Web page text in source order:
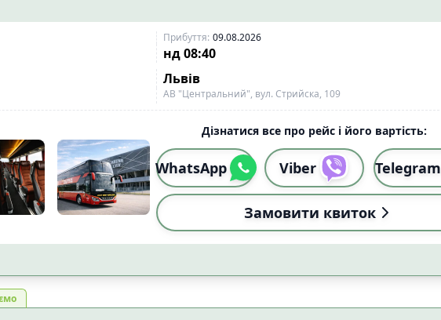
Прибуття: 09.08.2026
нд 08:40
Львів
АВ "Центральний", вул. Стрийска, 109
Дізнатися все про рейс і його вартість:
WhatsApp Viber Telegram
Замовити квиток